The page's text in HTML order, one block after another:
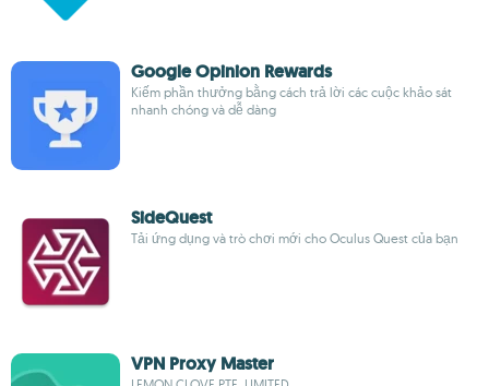
Google Opinion Rewards
Kiếm phần thưởng bằng cách trả lời các cuộc khảo sát
nhanh chóng và dễ dàng
SideQuest
Tải ứng dụng và trò chơi mới cho Oculus Quest của bạn
VPN Proxy Master